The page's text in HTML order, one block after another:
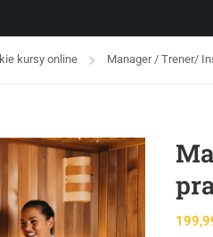
kursy online Manager / Trener/